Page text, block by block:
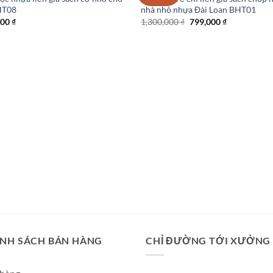
₫
nhà nhỏ nhựa Đài Loan BHT01
1,300,000₫ Giá
799,000₫Giá
SÁCH BÁN HÀNG CHỈ ĐƯỜNG TỚI XƯỞNG